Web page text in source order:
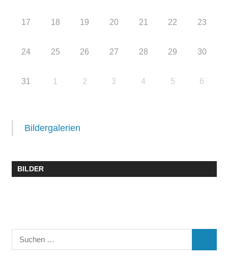
17 18 19 20 21 22 23
24 25 26 27 28 29 30
31 1 2 3 4 5 6
Bildergalerien
BILDER
Suchen
nach: